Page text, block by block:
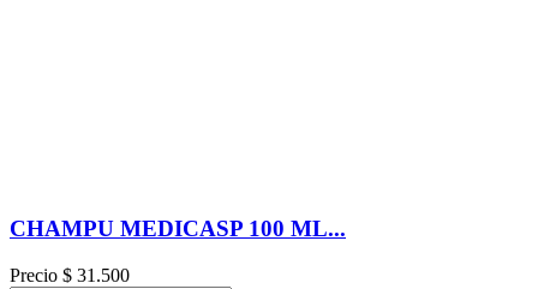
CHAMPU MEDICASP 100 ML...
Precio $ 31.500